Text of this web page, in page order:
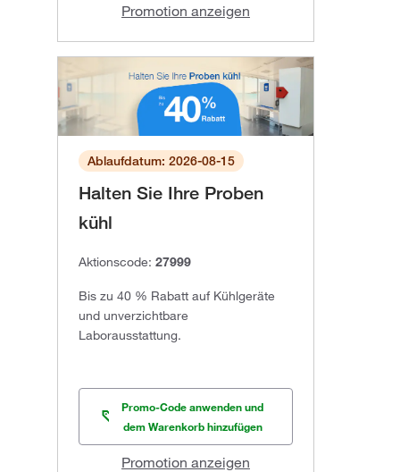
Promotion anzeigen
Ablaufdatum: 2026-08-15
Halten Sie Ihre Proben
kühl
Aktionscode: 27999
Bis zu 40 % Rabatt auf Kühlgeräte
und unverzichtbare
Laborausstattung.
Promo-Code anwenden und
dem Warenkorb hinzufügen
Promotion anzeigen